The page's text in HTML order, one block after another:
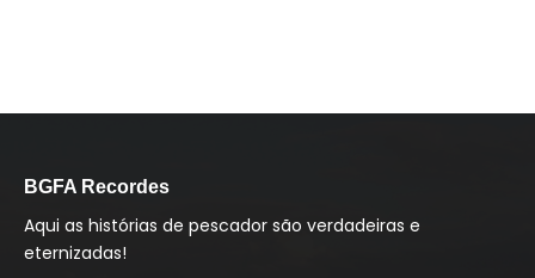
BGFA Recordes
Aqui as histórias de pescador são verdadeiras e
eternizadas!